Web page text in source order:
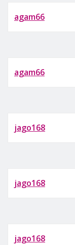
agam66
agam66
jago168
jago168
jago168